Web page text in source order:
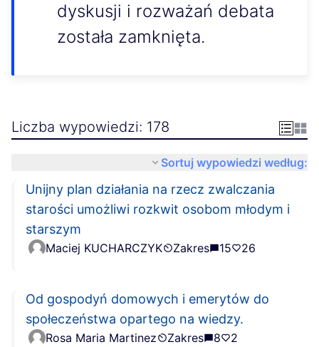
dyskusji i rozważań debata
została zamknięta.
Liczba wypowiedzi: 178
Sortuj wypowiedzi według:
Unijny plan działania na rzecz zwalczania
starości umożliwi rozkwit osobom młodym i
starszym
Maciej KUCHARCZYK Zakres 15 26
Od gospodyń domowych i emerytów do
społeczeństwa opartego na wiedzy.
Rosa Maria Martinez Zakres 8 2